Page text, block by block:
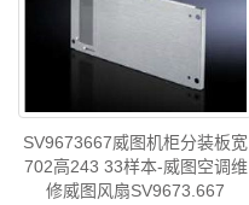
SV9673667威图机柜分装板宽
702高243 33样本-威图空调维
修威图风扇SV9673.667